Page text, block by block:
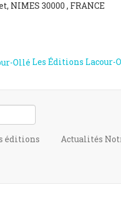
, NIMES 30000 , FRANCE
Les Éditions Lacour-
éditions Actualités